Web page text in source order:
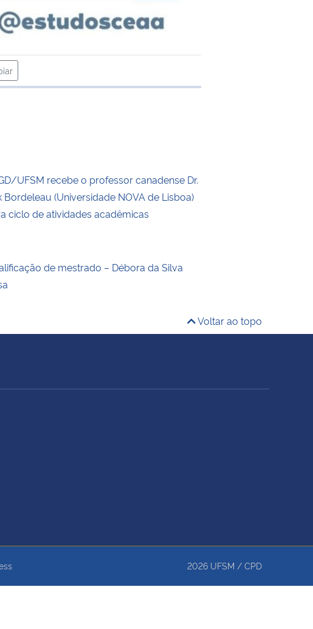
área de transferência
UFSM recebe o professor canadense Dr.
Bordeleau (Universidade NOVA de Lisboa)
ciclo de atividades acadêmicas
de mestrado – Débora da Silva
Voltar ao topo
2026 UFSM / CPD